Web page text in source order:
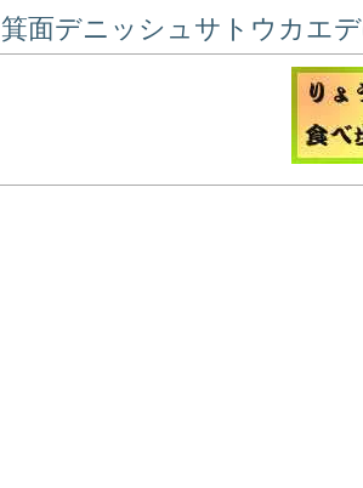
箕面デニッシュサトウカエ